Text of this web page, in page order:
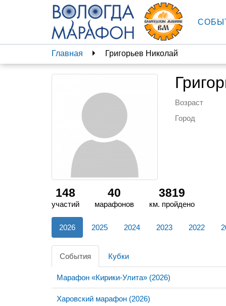
Главная Григорьев Николай
Возраст
Город
148
участий
40
марафонов
3819
км. пройдено
2026 2025 2024 2023 2022
События Кубки
Марафон «Кирики-Улита» (2026)
Харовский марафон (2026)